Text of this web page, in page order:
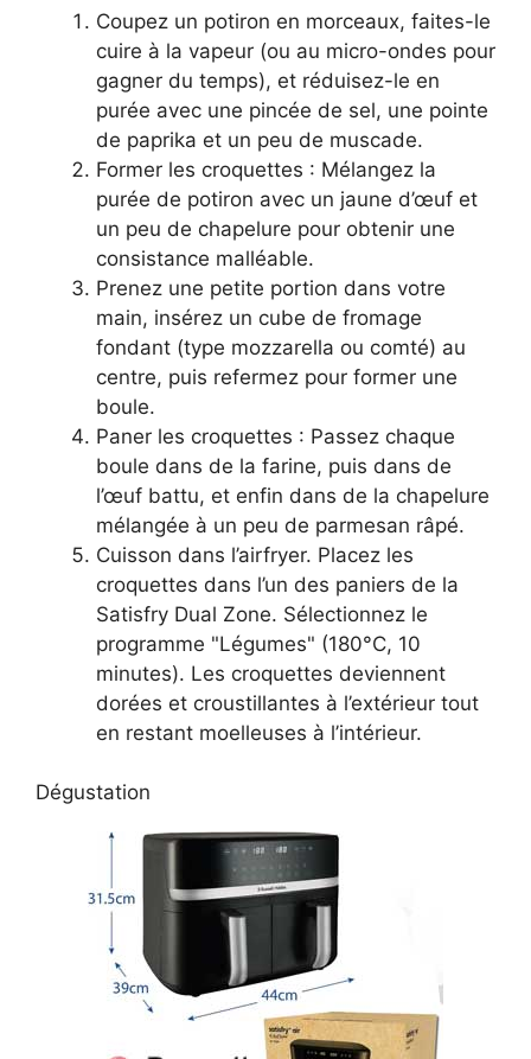
Coupez un potiron en morceaux, faites-le
cuire à la vapeur (ou au micro-ondes pour
gagner du temps), et réduisez-le en
purée avec une pincée de sel, une pointe
de paprika et un peu de muscade.
Former les croquettes : Mélangez la
purée de potiron avec un jaune d’œuf et
un peu de chapelure pour obtenir une
consistance malléable.
Prenez une petite portion dans votre
main, insérez un cube de fromage
fondant (type mozzarella ou comté) au
centre, puis refermez pour former une
boule.
Paner les croquettes : Passez chaque
boule dans de la farine, puis dans de
l’œuf battu, et enfin dans de la chapelure
mélangée à un peu de parmesan râpé.
Cuisson dans l’airfryer. Placez les
croquettes dans l’un des paniers de la
Satisfry Dual Zone. Sélectionnez le
programme "Légumes" (180°C, 10
minutes). Les croquettes deviennent
dorées et croustillantes à l’extérieur tout
en restant moelleuses à l’intérieur.
Dégustation